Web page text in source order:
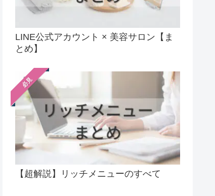
LINE公式アカウント × 美容サロン【ま
とめ】
必見
【超解説】リッチメニューのすべて